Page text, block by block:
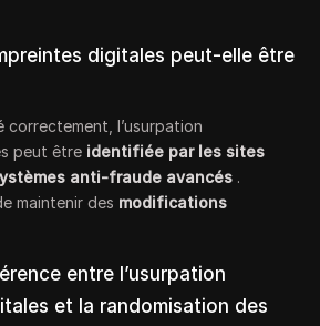
digitales peut-elle être
correctement, l’usurpation
peut être identifiée par les sites
anti-fraude avancés .
maintenir des modifications
entre l’usurpation
et la randomisation des